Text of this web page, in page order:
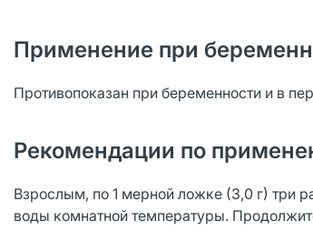
Применение при
Противопоказан при беременности и в
Рекомендации по
Взрослым, по 1 мерной ложке (3,0 г) три
воды комнатной температуры.